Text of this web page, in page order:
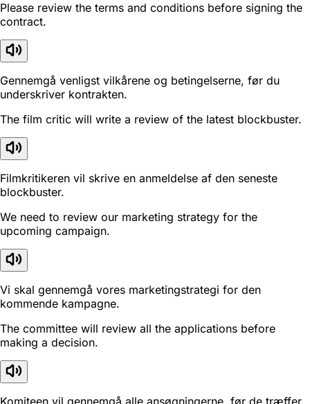
Please review the terms and conditions before signing the
contract.
Gennemgå venligst vilkårene og betingelserne, før du
underskriver kontrakten.
The film critic will write a review of the latest blockbuster.
Filmkritikeren vil skrive en anmeldelse af den seneste
blockbuster.
We need to review our marketing strategy for the
upcoming campaign.
Vi skal gennemgå vores marketingstrategi for den
kommende kampagne.
The committee will review all the applications before
making a decision.